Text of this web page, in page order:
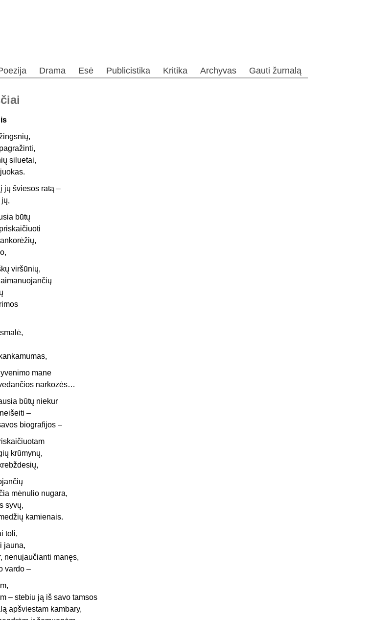
Drama Esė Publicistika Kritika Archyvas Gauti žurnalą
siluetai,
jų šviesos ratą –
būtų
viršūnių,
mane
narkozės…
būtų niekur
–
biografijos –
krūmynų,
mėnulio nugara,
syvų,
kamienais.
toli,
jauna,
nenujaučianti manęs,
vardo –
– stebiu ją iš savo tamsos
apšviestam kambary,